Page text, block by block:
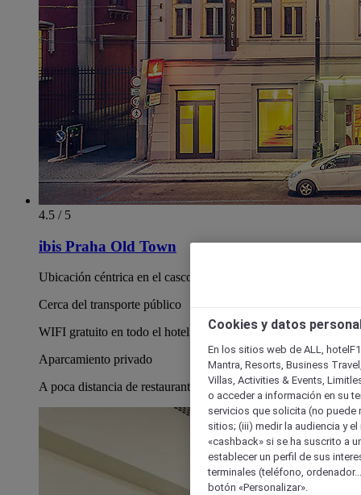
4.5 / 5
ibis Praha Old Town
Ubicación céntrica en el casco antiguo de Praga
Cerca del transporte público
WIFI gratuito en todo el hotel
Aparcamiento privado
A poca distancia de restaurantes, tiendas y atracciones
Cookies y datos
En los sitios web de ALL,
Mantra, Resorts, Business
Villas, Activities & Events,
o acceder a información en su
servicios que solicita (no puede
sitios; (iii) medir la audiencia y
«cashback» si se ha suscrito a
establecer un perfil de sus
terminales (teléfono,
botón «Personalizar».